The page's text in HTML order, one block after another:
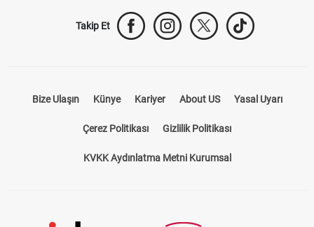
Takip Et
Bize Ulaşın Künye Kariyer About US Yasal Uyarı
Çerez Politikası Gizlilik Politikası
KVKK Aydınlatma Metni Kurumsal